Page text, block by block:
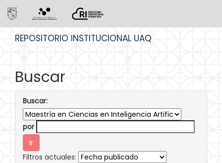
REPOSITORIO INSTITUCIONAL UAQ
Buscar
Buscar:
por
Filtros actuales: